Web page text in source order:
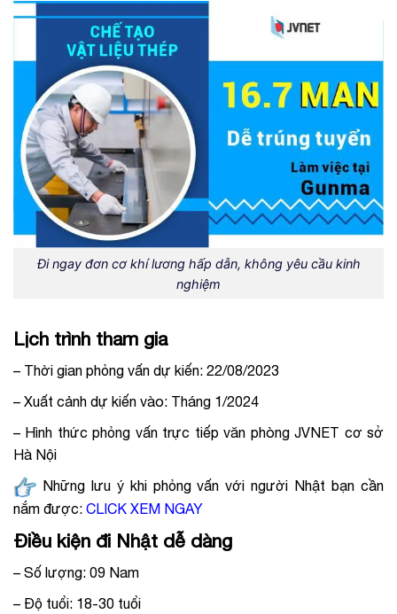
Đi ngay đơn cơ khí lương hấp dẫn, không yêu cầu kinh
nghiệm
Lịch trình tham gia
– Thời gian phỏng vấn dự kiến: 22/08/2023
– Xuất cảnh dự kiến vào: Tháng 1/2024
– Hình thức phỏng vấn trực tiếp văn phòng JVNET cơ sở
Hà Nội
Những lưu ý khi phỏng vấn với người Nhật bạn cần
nắm được: CLICK XEM NGAY
Điều kiện đi Nhật dễ dàng
– Số lượng: 09 Nam
– Độ tuổi: 18-30 tuổi